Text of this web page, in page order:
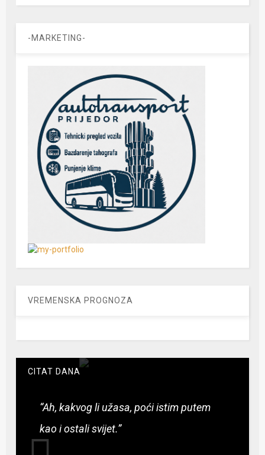
-MARKETING-
VREMENSKA PROGNOZA
CITAT DANA
“Ah, kakvog li užasa, poći istim putem
kao i ostali svijet.”